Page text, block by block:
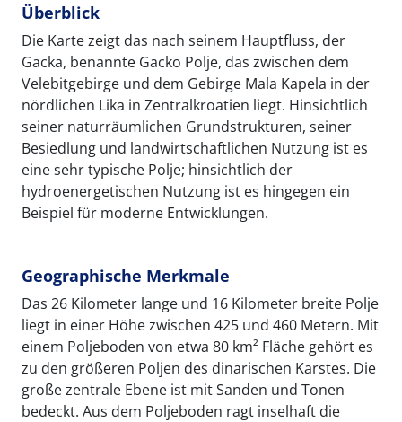
Überblick
Die Karte zeigt das nach seinem Hauptfluss, der
Gacka, benannte Gacko Polje, das zwischen dem
Velebitgebirge und dem Gebirge Mala Kapela in der
nördlichen Lika in Zentralkroatien liegt. Hinsichtlich
seiner naturräumlichen Grundstrukturen, seiner
Besiedlung und landwirtschaftlichen Nutzung ist es
eine sehr typische Polje; hinsichtlich der
hydroenergetischen Nutzung ist es hingegen ein
Beispiel für moderne Entwicklungen.
Geographische Merkmale
Das 26 Kilometer lange und 16 Kilometer breite Polje
liegt in einer Höhe zwischen 425 und 460 Metern. Mit
einem Poljeboden von etwa 80 km² Fläche gehört es
zu den größeren Poljen des dinarischen Karstes. Die
große zentrale Ebene ist mit Sanden und Tonen
bedeckt. Aus dem Poljeboden ragt inselhaft die